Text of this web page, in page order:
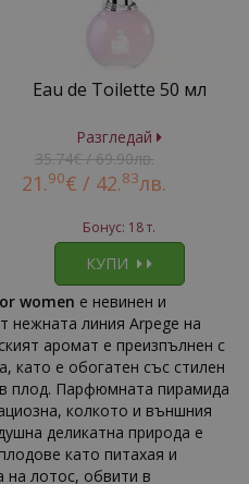
Eau de Toilette 50 мл
Разгледай
35.74€ / 69.90лв.
21.90€ / 42.83лв.
Бонус: 18 т.
КУПИ
women е невинен и
нежната линия Arpege на
аромат е преизпълнен с
като е обогатен със стилен
плод. Парфюмната пирамида
колкото и външния
деликатна природа е
като питахая и
на лотос, обвити в